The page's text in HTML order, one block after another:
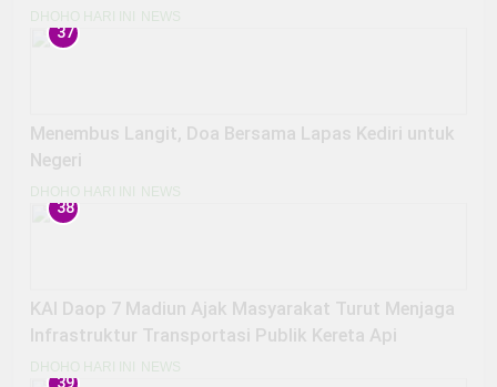
Rekrutmen
DHOHO HARI INI NEWS
37
Menembus Langit, Doa Bersama Lapas Kediri untuk
Negeri
DHOHO HARI INI NEWS
38
KAI Daop 7 Madiun Ajak Masyarakat Turut Menjaga
Infrastruktur Transportasi Publik Kereta Api
DHOHO HARI INI NEWS
39